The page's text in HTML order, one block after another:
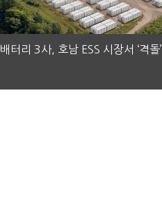
배터리 3사, 호남 ESS 시장서 ‘격돌’